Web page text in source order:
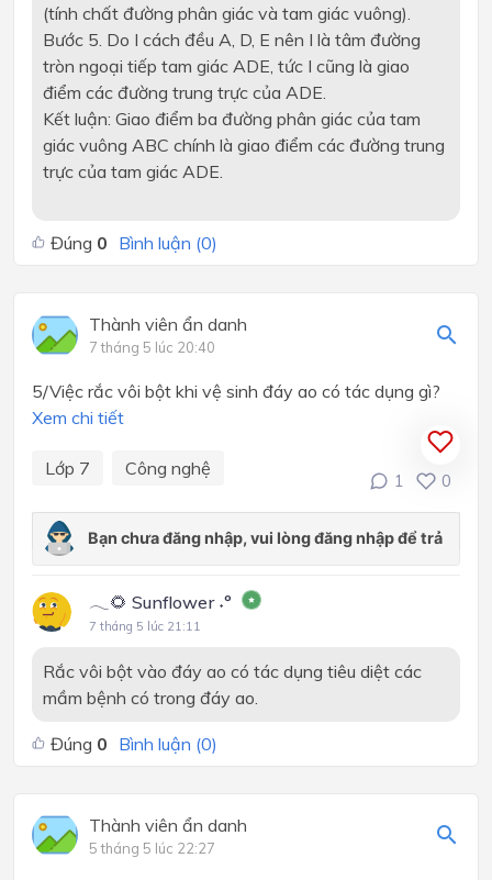
(tính chất đường phân giác và tam giác vuông).
Bước 5. Do I cách đều A, D, E nên I là tâm đường
tròn ngoại tiếp tam giác ADE, tức I cũng là giao
điểm các đường trung trực của ADE.
Kết luận: Giao điểm ba đường phân giác của tam
giác vuông ABC chính là giao điểm các đường trung
trực của tam giác ADE.
Đúng 0 Bình luận (0)
Thành viên ẩn danh
7 tháng 5 lúc 20:40
5/Việc rắc vôi bột khi vệ sinh đáy ao có tác dụng gì?
Xem chi tiết
Lớp 7 Công nghệ
1 0
𓂃🌻 Sunflower ˖°
7 tháng 5 lúc 21:11
Rắc vôi bột vào đáy ao có tác dụng tiêu diệt các
mầm bệnh có trong đáy ao.
Đúng 0 Bình luận (0)
Thành viên ẩn danh
5 tháng 5 lúc 22:27